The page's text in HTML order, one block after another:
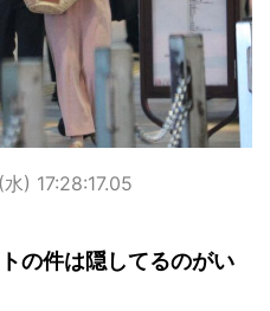
) 17:28:17.05
の件は隠してるのがい